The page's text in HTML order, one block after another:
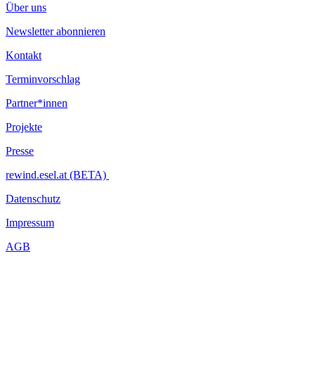
Über uns
Newsletter abonnieren
Kontakt
Terminvorschlag
Partner*innen
Projekte
Presse
rewind.esel.at (BETA)
Datenschutz
Impressum
AGB